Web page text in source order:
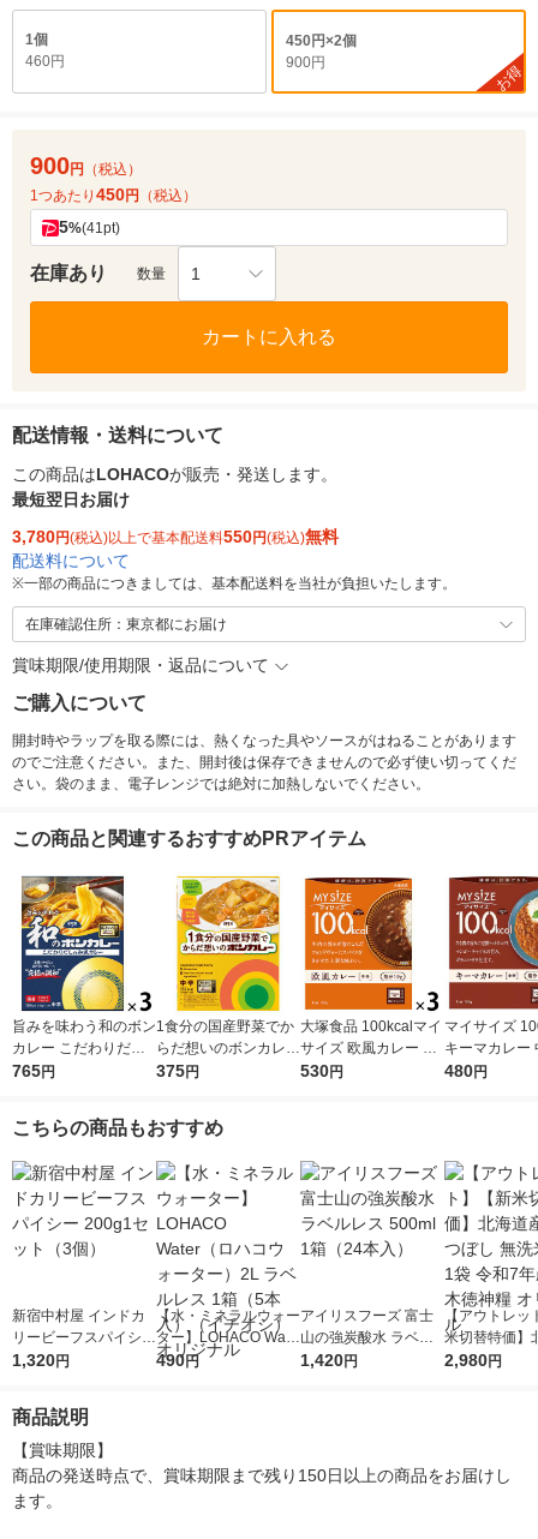
1個
460円
450円×2個
900円
お得
900円
（税込）
1つあたり 450円 （税込）
5%(41pt)
在庫あり 数量 1
カートに入れる
配送情報・送料について
この商品はLOHACOが販売・発送します。
最短翌日お届け
3,780円(税込)以上で基本配送料550円(税込)無料
配送料について
※一部の商品につきましては、基本配送料を当社が負担いたします。
在庫確認住所：東京都にお届け
賞味期限/使用期限・返品について
ご購入について
開封時やラップを取る際には、熱くなった具やソースがはねることがあります
のでご注意ください。また、開封後は保存できませんので必ず使い切ってくだ
さい。袋のまま、電子レンジでは絶対に加熱しないでください。
この商品と関連するおすすめPRアイテム
旨みを味わう和のボン
カレー こだわりだし
の和風カレー 中辛
1セット（1個×3）
765円
1食分の国産野菜でか
らだ想いのボンカレー
中辛 1個（180g）
食品
375円
大塚食品 100kcalマイ
サイズ 欧風カレー 15
0g 3個 カロリーコン
530円
マイサイズ
キーマカレー
人前・100g 1
480円
こちらの商品もおすすめ
新宿中村屋 インドカ
リービーフスパイシー
200g1セット（3個）
1,320円
【水・ミネラルウォー
ター】LOHACO Wate
r（ロハコウォータ
490円
アイリスフーズ 富士
山の強炭酸水 ラベル
レス 500ml 1箱（24
1,420円
【アウトレッ
米切替特価】
ななつぼし 無
2,980円
商品説明
【賞味期限】
商品の発送時点で、賞味期限まで残り150日以上の商品をお届けし
ます。